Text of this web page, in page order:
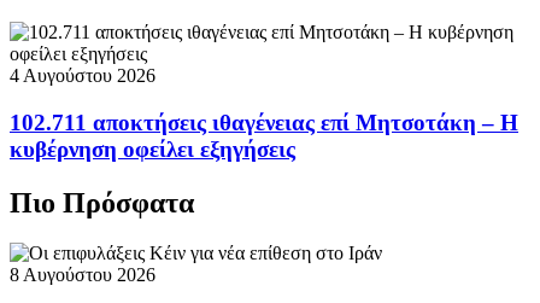
4 Αυγούστου 2026
102.711 αποκτήσεις ιθαγένειας επί Μητσοτάκη – Η
κυβέρνηση οφείλει εξηγήσεις
Πιο Πρόσφατα
8 Αυγούστου 2026